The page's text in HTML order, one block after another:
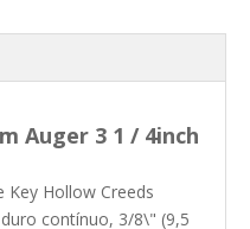
Auger 3 1 / 4inch
Hollow Creeds
contínuo, 3/8\" (9,5